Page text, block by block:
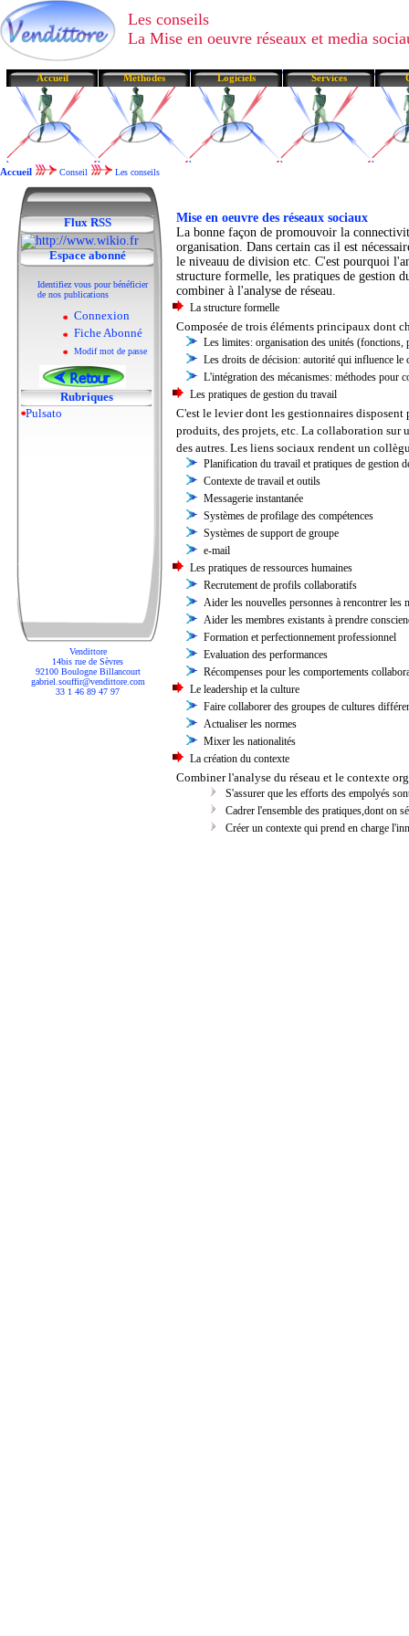
Les conseils
La Mise en oeuvre réseaux et media
Accueil Méthodes Logiciels Services
Accueil Conseil Les conseils
Flux RSS
Espace abonné
Identifiez vous pour bénéficier
de nos publications
Connexion
Fiche Abonné
Modif mot de passe
Rubriques
Pulsato
Vendittore
14bis rue de Sèvres
92100 Boulogne Billancourt
gabriel.souffir@vendittore.com
33 1 46 89 47 97
Mise en oeuvre des réseaux sociaux
La bonne façon de promouvoir la
organisation. Dans certain cas il est
le niveauu de division etc. C'est pourquoi
structure formelle, les pratiques de gestion
combiner à l'analyse de réseau.
La structure formelle
Composée de trois éléments principaux dont
Les limites: organisation des unités (fonctions,
Les droits de décision: autorité qui influence le
L'intégration des mécanismes: méthodes pour
Les pratiques de gestion du travail
C'est le levier dont les gestionnaires
produits, des projets, etc. La collaboration sur
des autres. Les liens sociaux rendent un
Planification du travail et pratiques de gestion
Contexte de travail et outils
Messagerie instantanée
Systèmes de profilage des compétences
Systèmes de support de groupe
e-mail
Les pratiques de ressources humaines
Recrutement de profils collaboratifs
Aider les nouvelles personnes à rencontrer les
Aider les membres existants à prendre
Formation et perfectionnement professionnel
Evaluation des performances
Récompenses pour les comportements
Le leadership et la culture
Faire collaborer des groupes de cultures
Actualiser les normes
Mixer les nationalités
La création du contexte
Combiner l'analyse du réseau et le contexte
S'assurer que les efforts des empolyés
Cadrer l'ensemble des pratiques,dont on
Créer un contexte qui prend en charge